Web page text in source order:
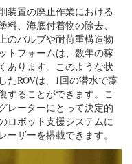
装置の廃止作業における
、海底付着物の除去、
のバルブや耐荷重構造物
トフォームは、数年の稼
あります。このような状
たROVは、1回の潜水で藻
することができます。こ
レーターにとって決定的
ロボット支援システムに
ザーを搭載できます。